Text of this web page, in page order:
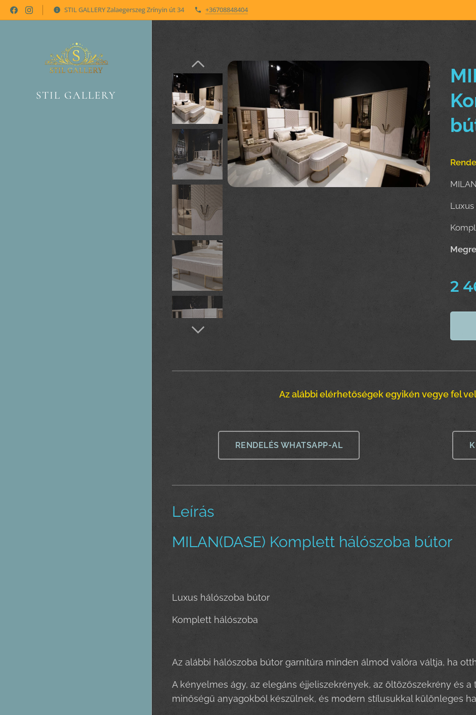
STIL GALLERY Zalaegerszeg Zrínyin út 34 +36708848404
STIL GALLERY
2
Az alábbi elérhetőségek egyikén vegye fel
RENDELÉS WHATSAPP-AL
Leírás
MILAN(DASE) Komplett hálószoba bútor
Luxus hálószoba bútor
Komplett hálószoba
Az alábbi hálószoba bútor garnitúra minden álmod valóra váltja, ha
A kényelmes ágy, az elegáns éjjeliszekrények, az öltözőszekrény és
minőségű anyagokból készülnek, és modern stílusukkal különleges